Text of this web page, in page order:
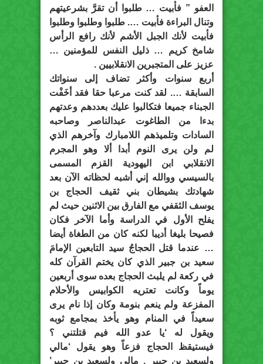
العفو ” فأبيت … طلبوا أن تقرَّ بشرعيتهم
وتنال البراءة فأبيت …. طلبوا وطلبوا وطلبوا
فأبيت لأنك الجبل الأشم لأنك رافع الرأس
شامخ كريم … ذليل النفس للمؤمنين …
عزيز على المتجبرين الانقلابيين .
أربع سنوات وأكثر تضاف إلى سنواتك
السابقة …. لقد كنت مرعبا حقا فقد أخَفْت
الجبناء جميعا فتكالبوا عليك بعددهم وعدتهم
بدءا من الطاغوت عبدالناصر وصاحبه
السادات وتلميذهم اللامبارك وآخرهم الذي
لم ولن يرى النوم أبدا ألا وهو المجرم
الانقلابي ابن اليهودية القزم المسمى
بالسيسي ووالله إني أشبه لحظاته الآن بعد
شهادتك بشيطان بني ثقيف الحجاج بن
يوسف الثقفي مع الفارق بين الاثنين حيث لم
يفلح الأول في الدراسة وأما الآخر فكان
فصيحا بليغا أديبا لكنه كان من الطغاة أيضا
… عندما قتل الحجاجُ سيد التابعين الإمامَ
سعيد بن جبير الذي كان يختم القرآن كله
في ركعة لم يلبث الحجاج بعده سوى أربعين
يوماً وكانت تعتريه الكوابيس والأحلام
المفزعة ولم ينعم بنومة وكان إذا نام يرى
سعيداً في المنام وهو يأخذ بمجامع ثوبه
ويقول له ‘يا عدو الله فيم قتلتني ؟
فيستيقظ الحجاج فزعاً وهو يقول ‘مالي
ولسعيد بن جبير , مالي ولسعيد بن جبير’